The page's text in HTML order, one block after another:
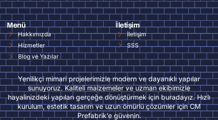
Menü
Hakkımızda
Hizmetler
Blog ve Yazılar
İletişim
İletişim
SSS
Yenilikçi mimari projelerimizle modern ve dayanıklı yapılar
sunuyoruz. Kaliteli malzemeler ve uzman ekibimizle
hayalinizdeki yapıları gerçeğe dönüştürmek için buradayız. Hızlı
kurulum, estetik tasarım ve uzun ömürlü çözümler için CM
Prefabrik’e güvenin.